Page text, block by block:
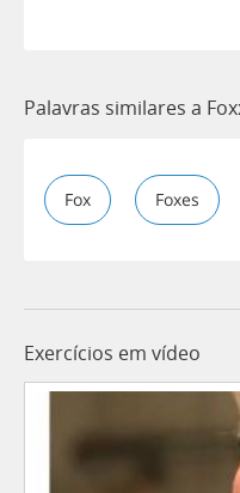
Palavras similares a
Fox Foxes
Exercícios em vídeo